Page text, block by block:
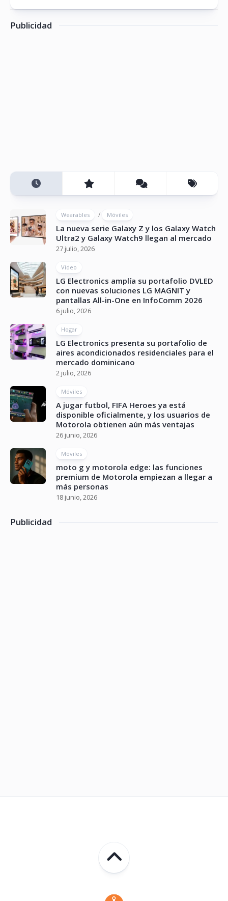
Publicidad
Wearables / Móviles
La nueva serie Galaxy Z y los Galaxy Watch
Ultra2 y Galaxy Watch9 llegan al mercado
27 julio, 2026
Vídeo
LG Electronics amplía su portafolio DVLED
con nuevas soluciones LG MAGNIT y
pantallas All-in-One en InfoComm 2026
6 julio, 2026
Hogar
LG Electronics presenta su portafolio de
aires acondicionados residenciales para el
mercado dominicano
2 julio, 2026
Móviles
A jugar futbol, FIFA Heroes ya está
disponible oficialmente, y los usuarios de
Motorola obtienen aún más ventajas
26 junio, 2026
Móviles
moto g y motorola edge: las funciones
premium de Motorola empiezan a llegar a
más personas
18 junio, 2026
Publicidad